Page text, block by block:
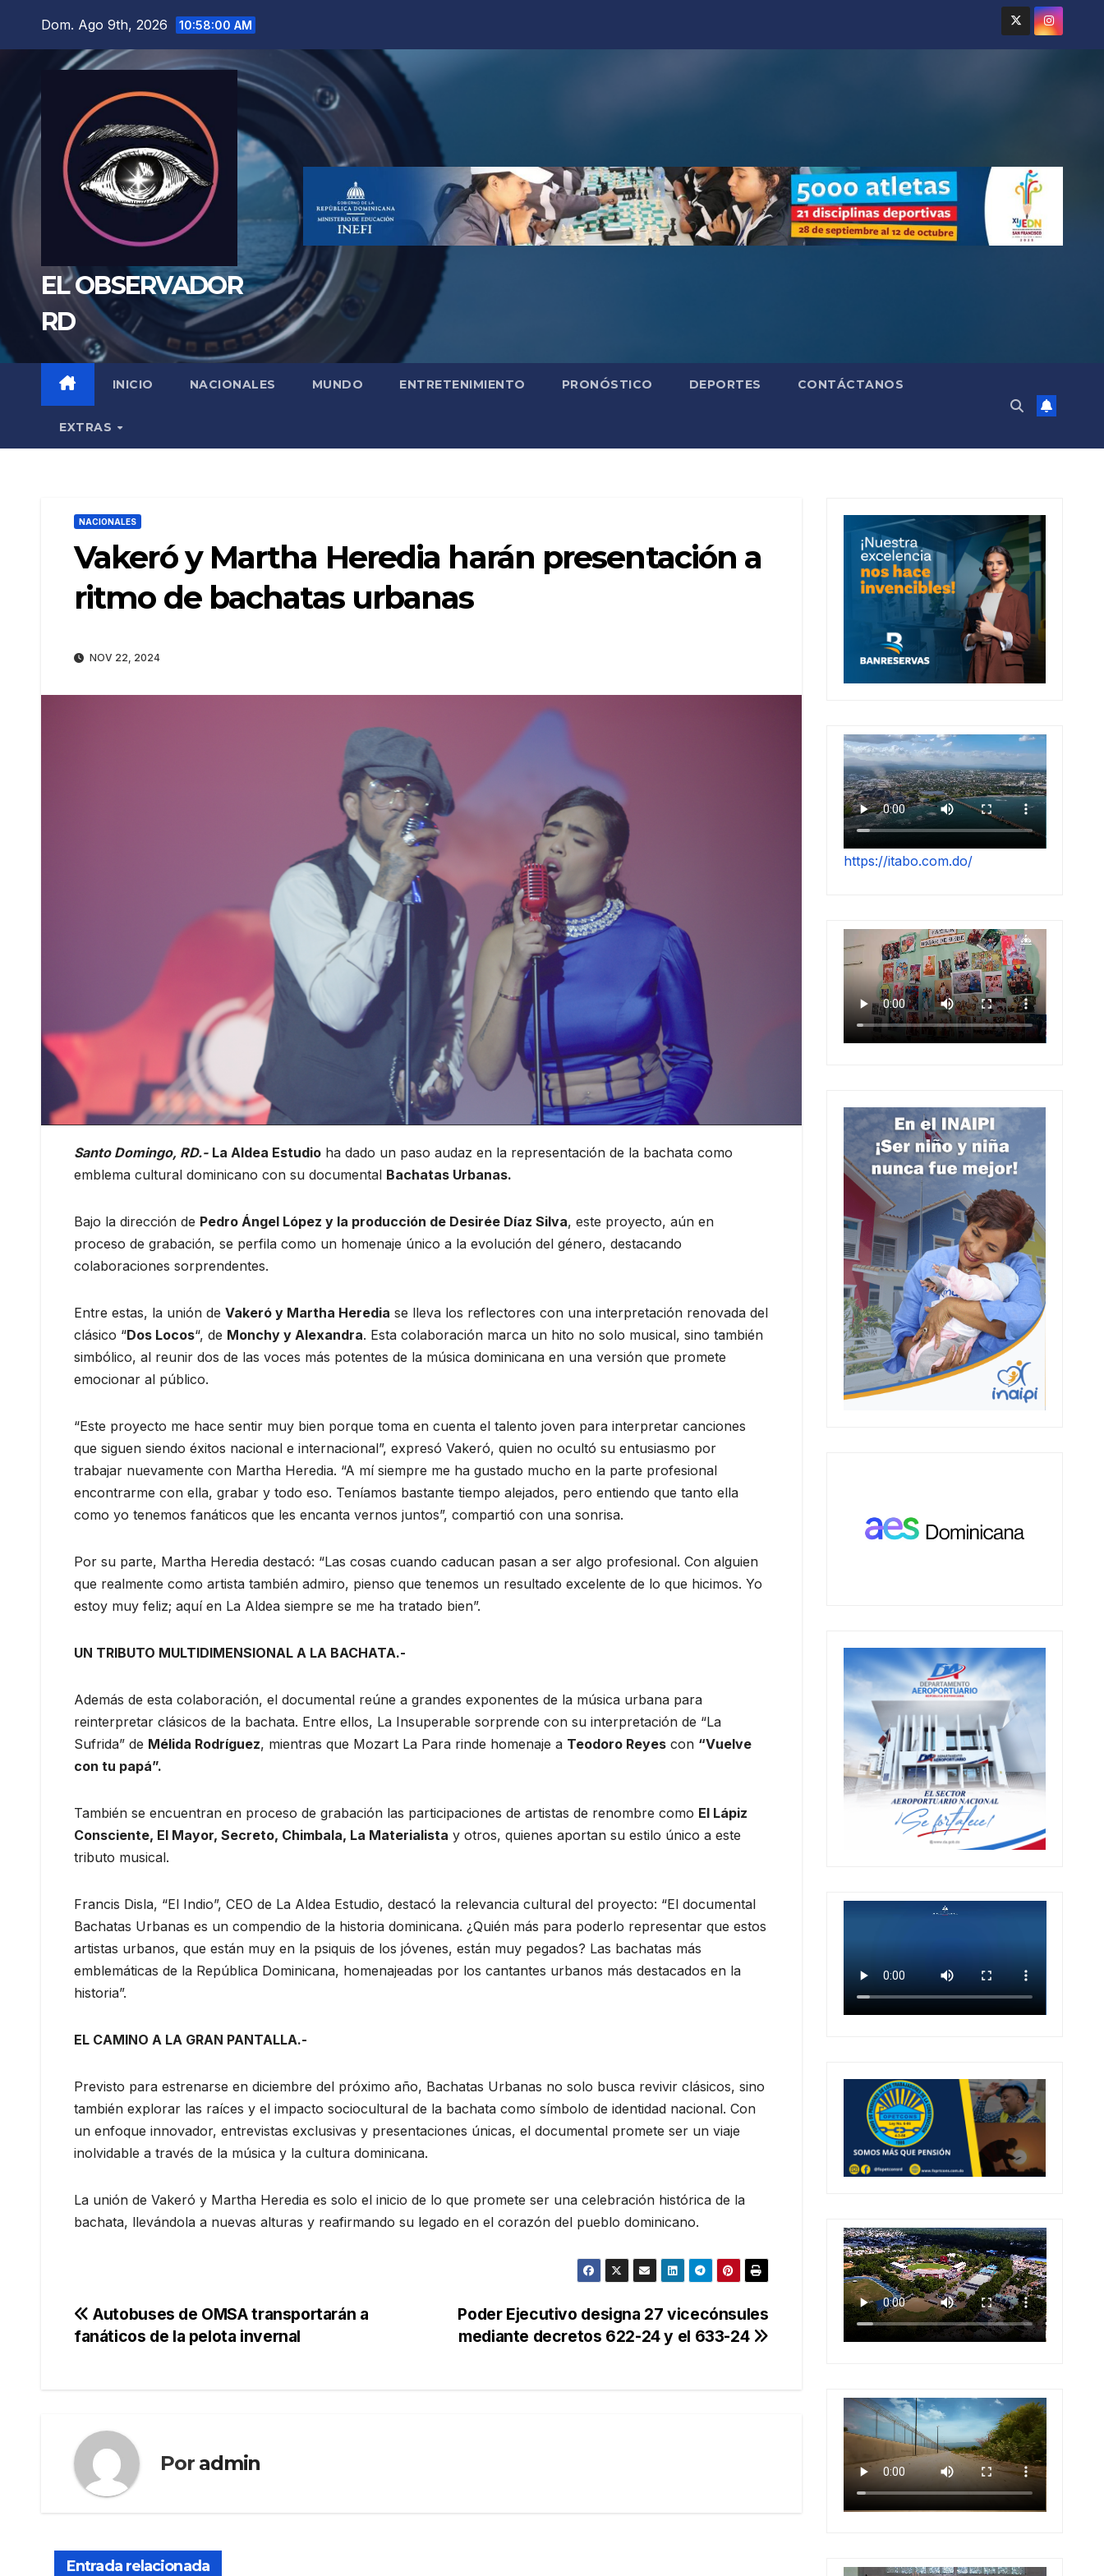
Dom. Ago 9th, 2026 10:58:01 AM
EL OBSERVADOR
RD
INICIO NACIONALES MUNDO ENTRETENIMIENTO PRONÓSTICO DEPORTES CONTÁCTANOS
EXTRAS
NACIONALES
Vakeró y Martha Heredia harán presentación a
ritmo de bachatas urbanas
NOV 22, 2024
Santo Domingo, RD.- La Aldea Estudio ha dado un paso audaz en la representación de la bachata como
emblema cultural dominicano con su documental Bachatas Urbanas.
Bajo la dirección de Pedro Ángel López y la producción de Desirée Díaz Silva, este proyecto, aún en
proceso de grabación, se perfila como un homenaje único a la evolución del género, destacando
colaboraciones sorprendentes.
Entre estas, la unión de Vakeró y Martha Heredia se lleva los reflectores con una interpretación renovada del
clásico “Dos Locos“, de Monchy y Alexandra. Esta colaboración marca un hito no solo musical, sino también
simbólico, al reunir dos de las voces más potentes de la música dominicana en una versión que promete
emocionar al público.
“Este proyecto me hace sentir muy bien porque toma en cuenta el talento joven para interpretar canciones
que siguen siendo éxitos nacional e internacional”, expresó Vakeró, quien no ocultó su entusiasmo por
trabajar nuevamente con Martha Heredia. “A mí siempre me ha gustado mucho en la parte profesional
encontrarme con ella, grabar y todo eso. Teníamos bastante tiempo alejados, pero entiendo que tanto ella
como yo tenemos fanáticos que les encanta vernos juntos”, compartió con una sonrisa.
Por su parte, Martha Heredia destacó: “Las cosas cuando caducan pasan a ser algo profesional. Con alguien
que realmente como artista también admiro, pienso que tenemos un resultado excelente de lo que hicimos. Yo
estoy muy feliz; aquí en La Aldea siempre se me ha tratado bien”.
UN TRIBUTO MULTIDIMENSIONAL A LA BACHATA.-
Además de esta colaboración, el documental reúne a grandes exponentes de la música urbana para
reinterpretar clásicos de la bachata. Entre ellos, La Insuperable sorprende con su interpretación de “La
Sufrida” de Mélida Rodríguez, mientras que Mozart La Para rinde homenaje a Teodoro Reyes con “Vuelve
con tu papá”.
También se encuentran en proceso de grabación las participaciones de artistas de renombre como El Lápiz
Consciente, El Mayor, Secreto, Chimbala, La Materialista y otros, quienes aportan su estilo único a este
tributo musical.
Francis Disla, “El Indio”, CEO de La Aldea Estudio, destacó la relevancia cultural del proyecto: “El documental
Bachatas Urbanas es un compendio de la historia dominicana. ¿Quién más para poderlo representar que estos
artistas urbanos, que están muy en la psiquis de los jóvenes, están muy pegados? Las bachatas más
emblemáticas de la República Dominicana, homenajeadas por los cantantes urbanos más destacados en la
historia”.
EL CAMINO A LA GRAN PANTALLA.-
Previsto para estrenarse en diciembre del próximo año, Bachatas Urbanas no solo busca revivir clásicos, sino
también explorar las raíces y el impacto sociocultural de la bachata como símbolo de identidad nacional. Con
un enfoque innovador, entrevistas exclusivas y presentaciones únicas, el documental promete ser un viaje
inolvidable a través de la música y la cultura dominicana.
La unión de Vakeró y Martha Heredia es solo el inicio de lo que promete ser una celebración histórica de la
bachata, llevándola a nuevas alturas y reafirmando su legado en el corazón del pueblo dominicano.
Navegación
Poder Ejecutivo designa 27 vicecónsules
mediante decretos 622-24 y el 633-24
Autobuses de OMSA transportarán a
fanáticos de la pelota invernal
Por admin
Entrada relacionada
https://itabo.com.do/